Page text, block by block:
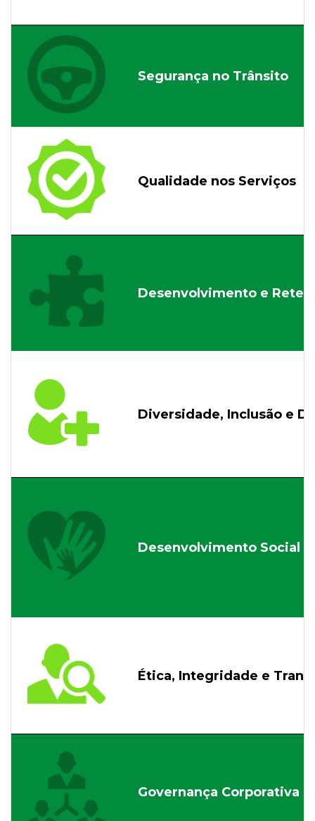
Segurança no Trânsito
Qualidade nos Serviços
Desenvolvimento e
Diversidade, Inclusão e
Desenvolvimento Social
Ética, Integridade e
Governança Corporativa